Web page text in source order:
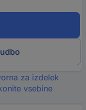
za izdelek
vsebine